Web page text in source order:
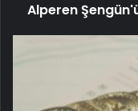
Alperen